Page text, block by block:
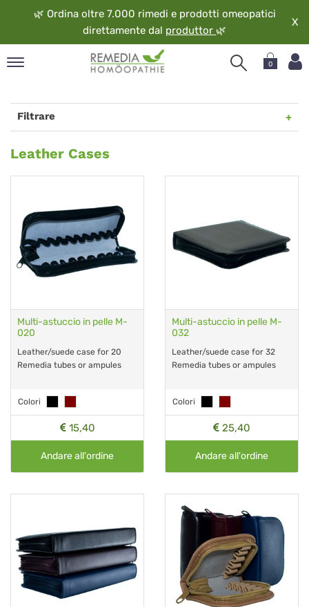
🌿 Ordina oltre 7.000 rimedi e prodotti omeopatici
direttamente dal produttor 🌿
X
0
Filtrare
Leather
Cases
Leather Cases
Multi-astuccio in pelle M-
020
Leather/suede case for 20
Remedia tubes or ampules
Colori
15,40
Andare all'ordine
Multi-astuccio in pelle M-
032
Leather/suede case for 32
Remedia tubes or ampules
Colori
25,40
Andare all'ordine